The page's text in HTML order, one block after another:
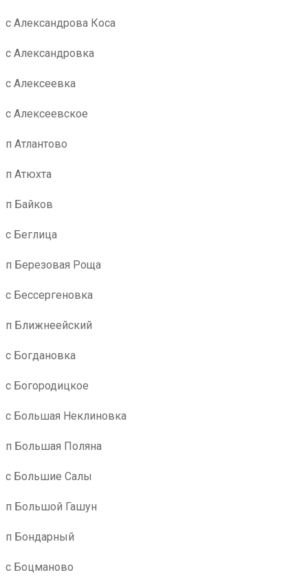
с Александрова Коса
с Александровка
с Алексеевка
с Алексеевское
п Атлантово
п Атюхта
п Байков
с Беглица
п Березовая Роща
с Бессергеновка
п Ближнеейский
с Богдановка
с Богородицкое
с Большая Неклиновка
п Большая Поляна
с Большие Салы
п Большой Гашун
п Бондарный
с Боцманово